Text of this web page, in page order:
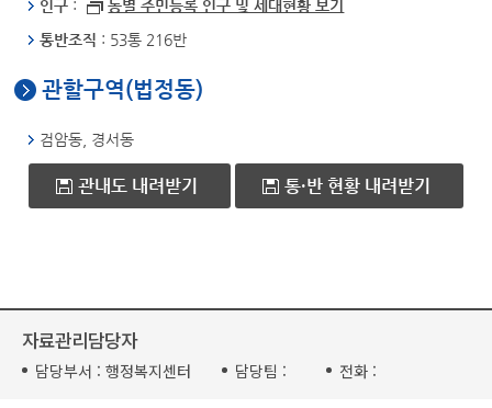
인구 :
동별 주민등록 인구 및 세대현황 보기
통반조직 : 53통 216반
관할구역(법정동)
검암동, 경서동
관내도 내려받기 통·반 현황 내려받기
자료관리담당자
담당부서 : 행정복지센터 담당팀 : 전화 :